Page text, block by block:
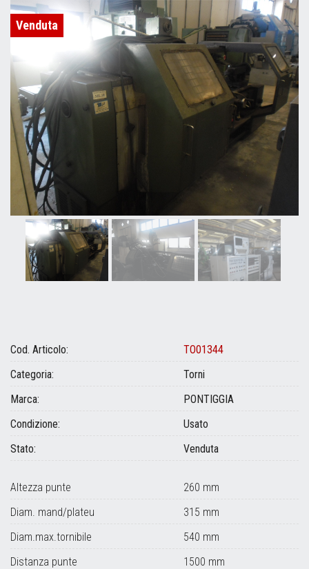
Venduta
Cod. Articolo:
TO01344
Categoria:
Torni
Marca:
PONTIGGIA
Condizione:
Usato
Stato:
Venduta
Altezza punte
260 mm
Diam. mand/plateu
315 mm
Diam.max.tornibile
540 mm
Distanza punte
1500 mm